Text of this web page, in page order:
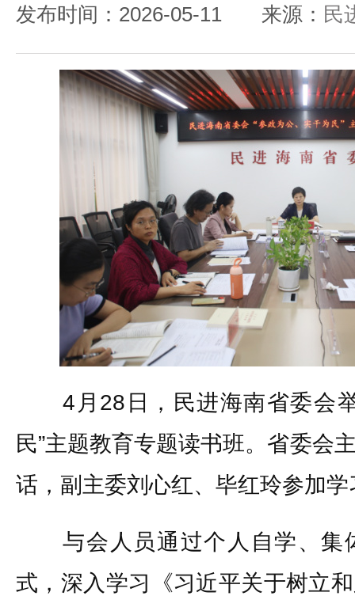
发布时间：2026-05-11 来源： 民
4月28日，民进海南省委会举
民”主题教育专题读书班。省委会
话，副主委刘心红、毕红玲参加学
与会人员通过个人自学、集
式，深入学习《习近平关于树立